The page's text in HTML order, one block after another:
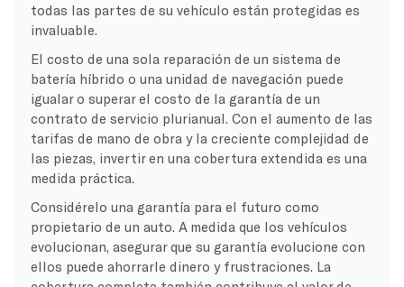
todas las partes de su vehículo están protegidas es
invaluable.
El costo de una sola reparación de un sistema de
batería híbrido o una unidad de navegación puede
igualar o superar el costo de la garantía de un
contrato de servicio plurianual. Con el aumento de las
tarifas de mano de obra y la creciente complejidad de
las piezas, invertir en una cobertura extendida es una
medida práctica.
Considérelo una garantía para el futuro como
propietario de un auto. A medida que los vehículos
evolucionan, asegurar que su garantía evolucione con
ellos puede ahorrarle dinero y frustraciones. La